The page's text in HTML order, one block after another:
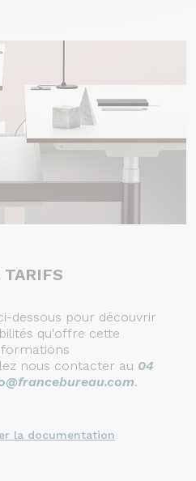
dessous pour découvrir
qu'offre cette
nous contacter au 04
.
la documentation